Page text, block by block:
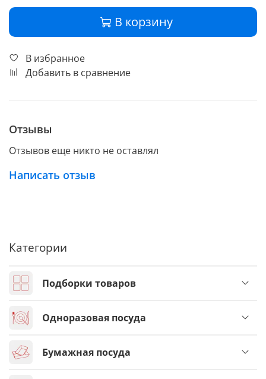
В корзину
В избранное
Добавить в сравнение
Отзывы
Отзывов еще никто не оставлял
Написать отзыв
Категории
Подборки товаров
Одноразовая посуда
Бумажная посуда